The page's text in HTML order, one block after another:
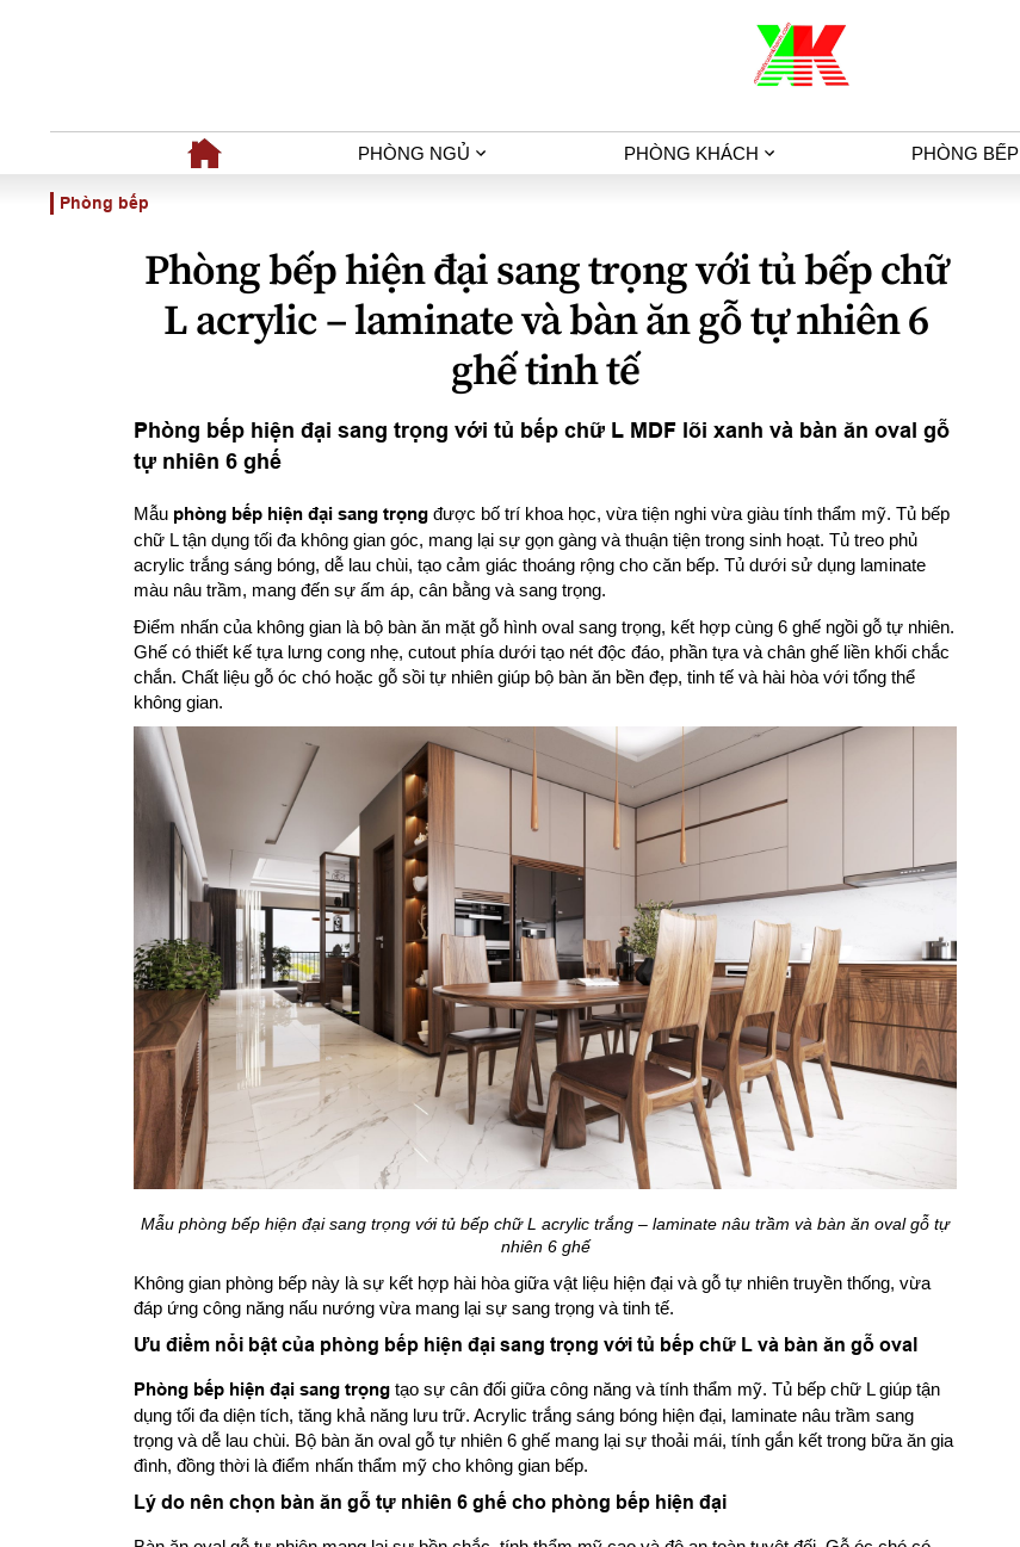
PHÒNG NGỦ PHÒNG KHÁCH PHÒNG BẾP
Phòng bếp
Phòng bếp hiện đại sang trọng với tủ bếp chữ
L acrylic – laminate và bàn ăn gỗ tự nhiên 6
ghế tinh tế
Phòng bếp hiện đại sang trọng với tủ bếp chữ L MDF lõi xanh và bàn ăn oval gỗ
tự nhiên 6 ghế
Mẫu phòng bếp hiện đại sang trọng được bố trí khoa học, vừa tiện nghi vừa giàu tính thẩm mỹ. Tủ bếp
chữ L tận dụng tối đa không gian góc, mang lại sự gọn gàng và thuận tiện trong sinh hoạt. Tủ treo phủ
acrylic trắng sáng bóng, dễ lau chùi, tạo cảm giác thoáng rộng cho căn bếp. Tủ dưới sử dụng laminate
màu nâu trầm, mang đến sự ấm áp, cân bằng và sang trọng.
Điểm nhấn của không gian là bộ bàn ăn mặt gỗ hình oval sang trọng, kết hợp cùng 6 ghế ngồi gỗ tự nhiên.
Ghế có thiết kế tựa lưng cong nhẹ, cutout phía dưới tạo nét độc đáo, phần tựa và chân ghế liền khối chắc
chắn. Chất liệu gỗ óc chó hoặc gỗ sồi tự nhiên giúp bộ bàn ăn bền đẹp, tinh tế và hài hòa với tổng thể
không gian.
Mẫu phòng bếp hiện đại sang trọng với tủ bếp chữ L acrylic trắng – laminate nâu trầm và bàn ăn oval gỗ tự
nhiên 6 ghế
Không gian phòng bếp này là sự kết hợp hài hòa giữa vật liệu hiện đại và gỗ tự nhiên truyền thống, vừa
đáp ứng công năng nấu nướng vừa mang lại sự sang trọng và tinh tế.
Ưu điểm nổi bật của phòng bếp hiện đại sang trọng với tủ bếp chữ L và bàn ăn gỗ oval
Phòng bếp hiện đại sang trọng tạo sự cân đối giữa công năng và tính thẩm mỹ. Tủ bếp chữ L giúp tận
dụng tối đa diện tích, tăng khả năng lưu trữ. Acrylic trắng sáng bóng hiện đại, laminate nâu trầm sang
trọng và dễ lau chùi. Bộ bàn ăn oval gỗ tự nhiên 6 ghế mang lại sự thoải mái, tính gắn kết trong bữa ăn gia
đình, đồng thời là điểm nhấn thẩm mỹ cho không gian bếp.
Lý do nên chọn bàn ăn gỗ tự nhiên 6 ghế cho phòng bếp hiện đại